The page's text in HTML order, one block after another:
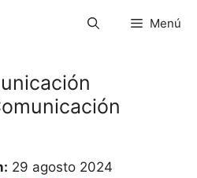
Menú
29 agosto 2024